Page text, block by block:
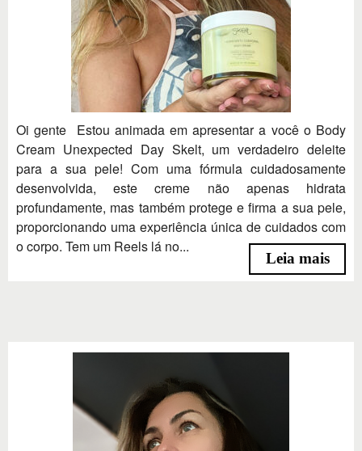
Oi gente Estou animada em apresentar a você o Body
Cream Unexpected Day Skelt, um verdadeiro deleite
para a sua pele! Com uma fórmula cuidadosamente
desenvolvida, este creme não apenas hidrata
profundamente, mas também protege e firma a sua pele,
proporcionando uma experiência única de cuidados com
o corpo. Tem um Reels lá no...
Leia mais